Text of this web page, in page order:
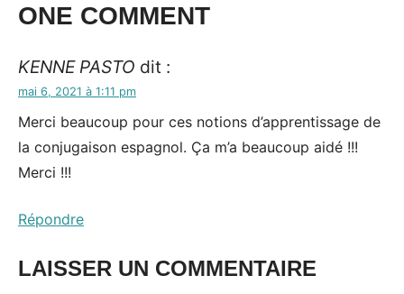
ONE COMMENT
KENNE PASTO dit :
mai 6, 2021 à 1:11 pm
Merci beaucoup pour ces notions d’apprentissage de
la conjugaison espagnol. Ça m’a beaucoup aidé !!!
Merci !!!
Répondre
LAISSER UN COMMENTAIRE